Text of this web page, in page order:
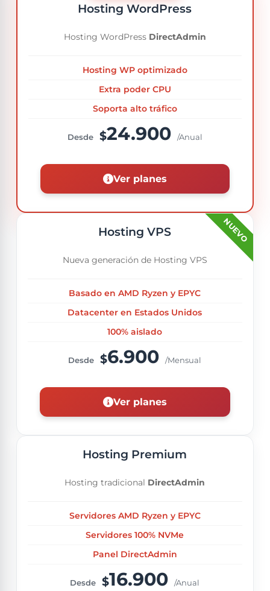
Hosting WordPress
Hosting WordPress DirectAdmin
Hosting WP optimizado
Extra poder CPU
Soporta alto tráfico
Desde $24.900 /Anual
Ver planes
Hosting VPS
Nueva generación de Hosting VPS
Basado en AMD Ryzen y EPYC
Datacenter en Estados Unidos
100% aislado
Desde $6.900 /Mensual
Ver planes
Hosting Premium
Hosting tradicional DirectAdmin
Servidores AMD Ryzen y EPYC
Servidores 100% NVMe
Panel DirectAdmin
Desde $16.900 /Anual